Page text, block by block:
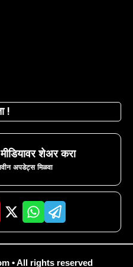
!
शेअर करा
अपडेट्स मिळवा
• All rights reserved